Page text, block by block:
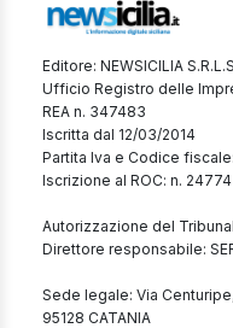
Editore: NEWSICILIA
Ufficio Registro delle
REA n. 347483
Iscritta dal 12/03/2014
Partita Iva e Codice
Iscrizione al ROC: n.
Autorizzazione del
Direttore responsabile:
Sede legale: Via
95128 CATANIA